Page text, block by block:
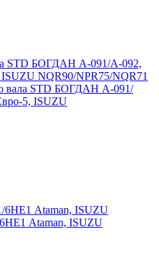
вала STD БОГДАН А-091/
5, ISUZU
Ataman, ISUZU